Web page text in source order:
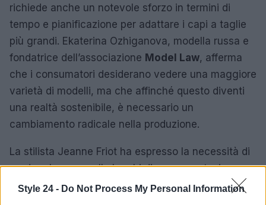
Style 24 - Do Not Process My Personal Information
richiede anche un notevole sforzo in termini di
tempo e pianificazione per adattare i capi a taglie
più grandi. Ekaterina Ozhiganova, modella russa e
fondatrice dell’associazione Model Law, afferma
che i consumatori desiderano vedere una maggiore
varietà di modelli, ma che affinché questo diventi
una realtà sostenibile, è necessario un
cambiamento radicale nella produzione.
La stilista Jeanne Friot ha espresso la necessità di
rendere le passerelle luoghi di rappresentazione
per tutti, indipendentemente dalla taglia, dall’età,